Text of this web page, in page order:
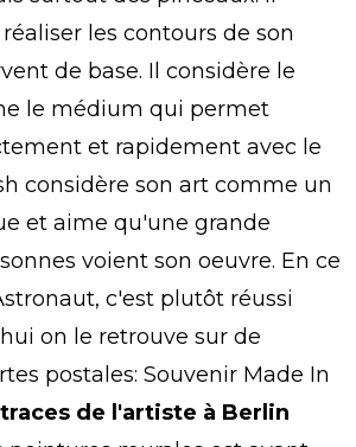
les contours de son
de base. Il considère le
le médium qui permet
et rapidement avec le
considère son art comme un
et aime qu'une grande
voient son oeuvre. En ce
c'est plutôt réussi
on le retrouve sur de
postales: Souvenir Made In
de l'artiste à Berlin